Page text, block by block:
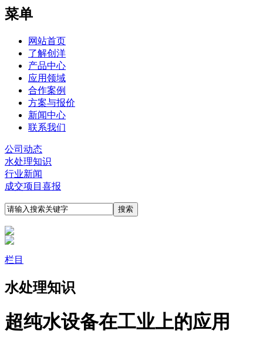
菜单
网站首页
了解创洋
产品中心
应用领域
合作案例
方案与报价
新闻中心
联系我们
公司动态
水处理知识
行业新闻
成交项目喜报
栏目
水处理知识
超纯水设备在工业上的应用